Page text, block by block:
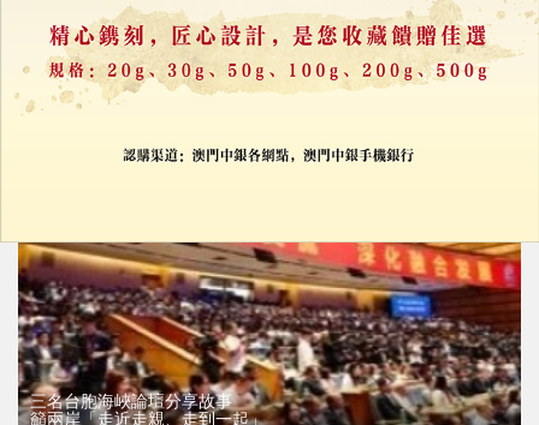
17/06/2026 34601
三名台胞海峽論壇分享故事
籲兩岸「走近走親、走到一起」